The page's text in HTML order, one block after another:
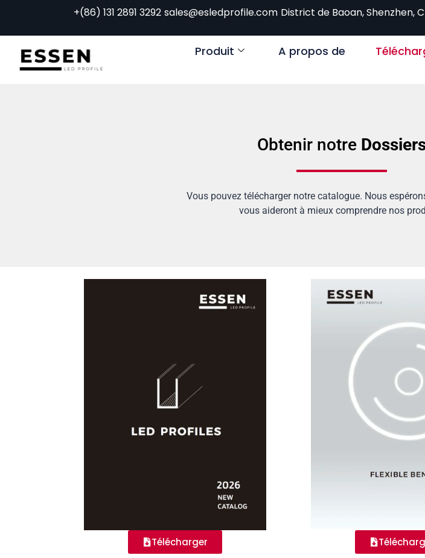
+(86) 131 2891 3292 sales@esledprofile.com District de Baoan, Shenzhen,
Produit A propos de
Obtenir notre
Vous pouvez télécharger notre catalogue. Nous
vous aideront à mieux comprendre nos
Télécharger